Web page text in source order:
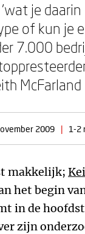
je
of kun je
7.000
2009 | 1-2
makkelijk;
het begin
in de
zijn